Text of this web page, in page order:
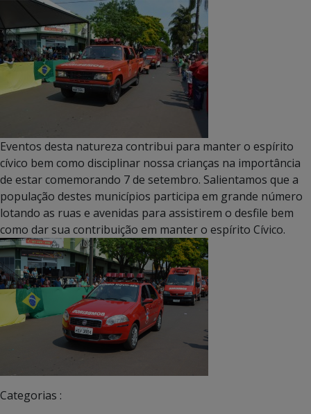
Eventos desta natureza contribui para manter o espírito
cívico bem como disciplinar nossa crianças na importância
de estar comemorando 7 de setembro. Salientamos que a
população destes municípios participa em grande número
lotando as ruas e avenidas para assistirem o desfile bem
como dar sua contribuição em manter o espírito Cívico.
Categorias :